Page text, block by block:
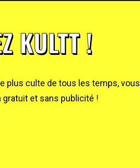
KULTT !
plus culte de tous les temps, vous
et sans publicité !